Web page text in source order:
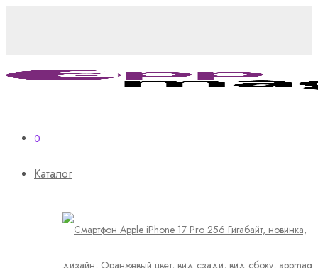
0
Каталог